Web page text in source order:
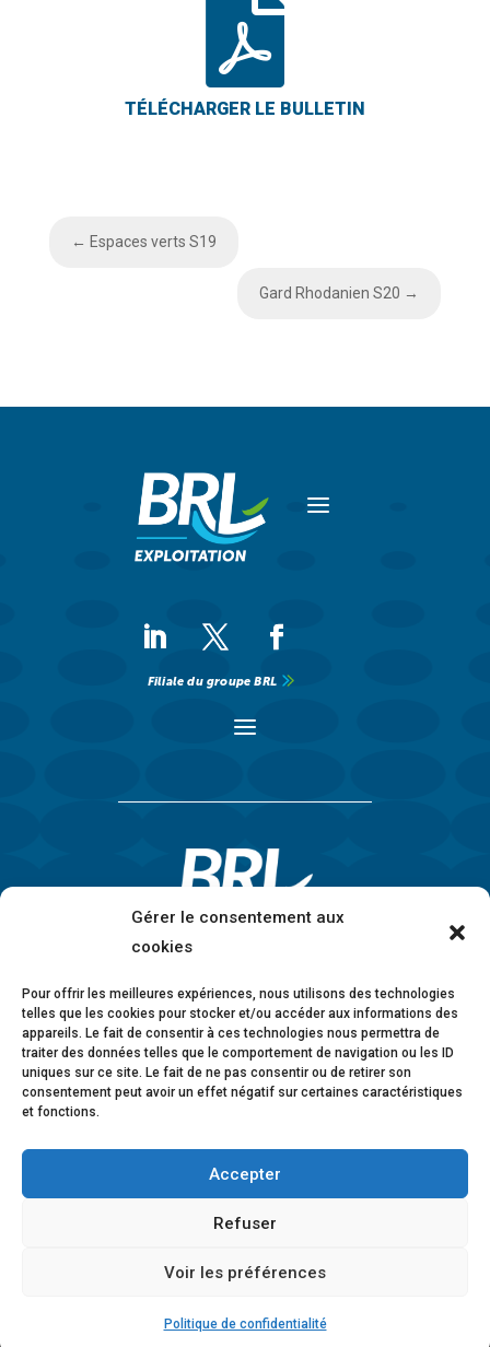
Gérer le consentement aux
cookies
Pour offrir les meilleures expériences, nous utilisons des technologies
telles que les cookies pour stocker et/ou accéder aux informations des
appareils. Le fait de consentir à ces technologies nous permettra de
traiter des données telles que le comportement de navigation ou les ID
uniques sur ce site. Le fait de ne pas consentir ou de retirer son
consentement peut avoir un effet négatif sur certaines caractéristiques
et fonctions.
Accepter
Refuser
Voir les préférences
Politique de confidentialité

← Espaces verts S19
Gard Rhodanien S20 →
a
a
Filiale du groupe BRL
• Politique de confidentialité
Lanceurs d’alerte
© 2026 BRL Exploitation